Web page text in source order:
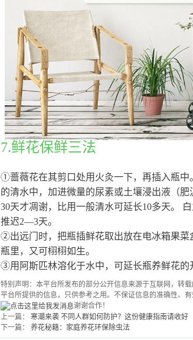
7.鲜花保鲜三法
①蔷薇花在其剪口处用火灸一下，再插入瓶中
的清水中，加进微量的尿素或土壤浸出液（
30天才凋谢，比用一般清水可延长10多天。
推迟2—3天。
②出远门时，把瓶插鲜花取出放在电冰箱果
瓶里，又可栩栩如生。
③用阿斯匹林溶化于水中，可延长瓶养鲜花的
特别声明：本平台所发布的部分公开信息来源于互联网，转
平台所提供的信息，只供参考之用。不保证信息的准确性、
谢谢合作！
上一篇： 寒潮来袭 不同人群如何防护？这份健康指南请收好
下一篇： 养花秘籍：家庭养花环保除虫法